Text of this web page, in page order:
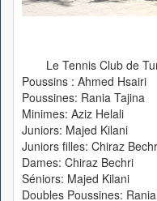
Le Tennis Club de
Poussins : Ahmed Hsairi
Poussines: Rania Tajina
Minimes: Aziz Helali
Juniors: Majed Kilani
Juniors filles: Chiraz
Dames: Chiraz Bechri
Séniors: Majed Kilani
Doubles Poussines: